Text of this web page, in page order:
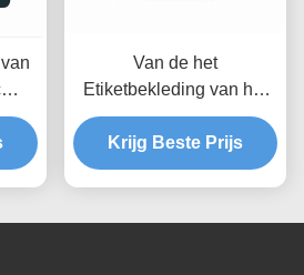
Van de het
Etiketbekleding van het
matrijzenknipsel de Druk
van het
HUISDIERENlexan
Overlay
Krijg Beste Prijs